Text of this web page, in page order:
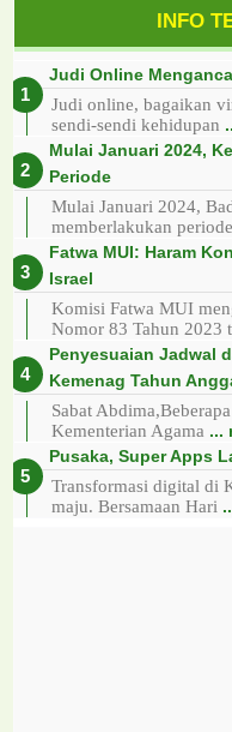
INFO
Judi Online
Judi online, bagaikan
sendi-sendi kehidupan
Mulai Januari 2024,
Periode
Mulai Januari 2024,
memberlakukan periode
Fatwa MUI: Haram
Israel
Komisi Fatwa MUI
Nomor 83 Tahun 2023
Penyesuaian Jadwal
Kemenag Tahun
Sabat
Kementerian Agama ...
Pusaka, Super Apps
Transformasi digital di
maju. Bersamaan Hari